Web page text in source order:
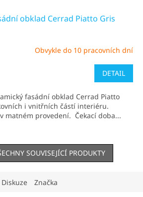
obklad Cerrad Piatto Gris
Obvykle do 10 pracovních dní
DETAIL
fasádní obklad Cerrad Piatto
i vnitřních částí interiéru.
matném provedení. Čekací doba...
SOUVISEJÍCÍ PRODUKTY
Diskuze Značka